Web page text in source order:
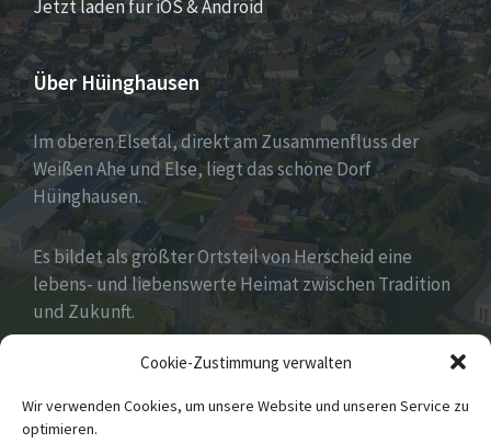
Cookie-Zustimmung verwalten
Wir verwenden Cookies, um unsere Website und unseren Service zu
optimieren.
Jetzt laden für iOS & Android
Über Hüinghausen
Im oberen Elsetal, direkt am Zusammenfluss der
Weißen Ahe und Else, liegt das schöne Dorf
Hüinghausen.
Es bildet als größter Ortsteil von Herscheid eine
lebens- und liebenswerte Heimat zwischen Tradition
und Zukunft.
Viel hat es zu bieten und zu entdecken…Seid
gespannt!